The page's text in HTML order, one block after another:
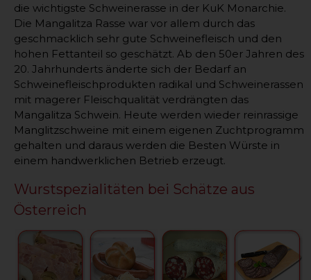
die wichtigste Schweinerasse in der KuK Monarchie.
Die Mangalitza Rasse war vor allem durch das
geschmacklich sehr gute Schweinefleisch und den
hohen Fettanteil so geschätzt. Ab den 50er Jahren des
20. Jahrhunderts änderte sich der Bedarf an
Schweinefleischprodukten radikal und Schweinerassen
mit magerer Fleischqualität verdrängten das
Mangalitza Schwein. Heute werden wieder reinrassige
Manglitzschweine mit einem eigenen Zuchtprogramm
gehalten und daraus werden die Besten Würste in
einem handwerklichen Betrieb erzeugt.
Wurstspezialitäten bei Schätze aus
Österreich